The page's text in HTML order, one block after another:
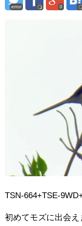
error 0
TSN-664+TSE-
初めてモズに出会え